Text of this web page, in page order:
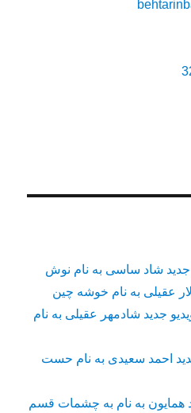
جدید شاد ساسی به نام نوش
عقیلی به نام خوشه چین
جدید شادمهر عقیلی به نام
احمد سعیدی به نام حست
همایون به نام به چشمات قسم